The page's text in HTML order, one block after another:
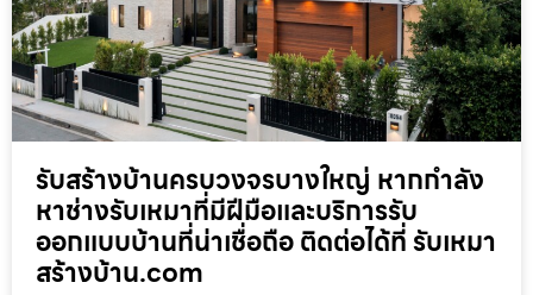
รับสร้างบ้านครบวงจรบางใหญ่ หากกำลัง
หาช่างรับเหมาที่มีฝีมือและบริการรับ
ออกแบบบ้านที่น่าเชื่อถือ ติดต่อได้ที่ รับเหมา
สร้างบ้าน.com